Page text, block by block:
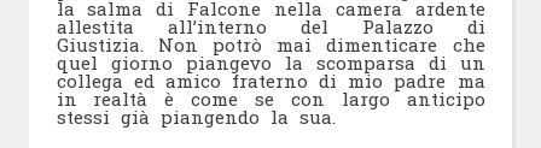
la salma di Falcone nella camera ardente
allestita all’interno del Palazzo di
Giustizia. Non potrò mai dimenticare che
quel giorno piangevo la scomparsa di un
collega ed amico fraterno di mio padre ma
in realtà è come se con largo anticipo
stessi già piangendo la sua.